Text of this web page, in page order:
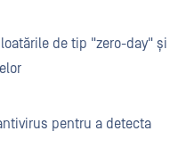
de tip "zero-day" și
pentru a detecta